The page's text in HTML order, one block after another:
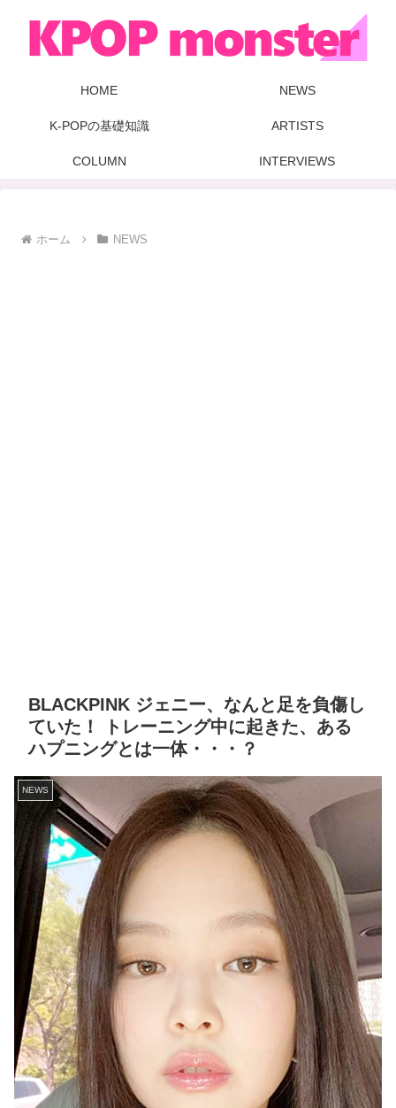
HOME NEWS
K-POPの基礎知識 ARTISTS
COLUMN INTERVIEWS
ホーム NEWS
BLACKPINK ジェニー、なんと足を負傷し
ていた！ トレーニング中に起きた、ある
ハプニングとは一体・・・？
NEWS